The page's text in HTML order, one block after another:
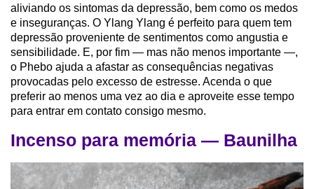
aliviando os sintomas da depressão, bem como os medos
e inseguranças. O Ylang Ylang é perfeito para quem tem
depressão proveniente de sentimentos como angustia e
sensibilidade. E, por fim — mas não menos importante —,
o Phebo ajuda a afastar as consequências negativas
provocadas pelo excesso de estresse. Acenda o que
preferir ao menos uma vez ao dia e aproveite esse tempo
para entrar em contato consigo mesmo.
Incenso para memória — Baunilha